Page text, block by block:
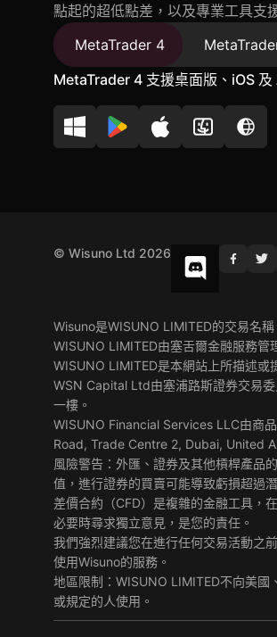
點起的超低點差，以及專業工具
MetaTrader 4
MetaTrader 4 支援桌面版、iOS
© Wisuno Ltd 2026
Wisuno是WISUNO LIMITED的交易名
WISUNO LIMITED由塞舌爾金融服務管
WISUNO LIMITED是本網站上所描述或
WSN Capital Ltd由塞浦路斯證券交易
一樓。
WISUNO Financial Services LLC由商
Road, Trade Centre 2, Dubai, United
風險警告：外匯、證券及其他槓桿產品
值，進行證券的買賣可能導致虧損超過
差價合約（CFD）是複雜的金融工具，
必要時尋求獨立意見，是您的責任。
我們強烈建議您在進行任何交易活動之
使用Wisuno的服務。
地區限制：WISUNO LIMITED不向美
或規定的人使用。